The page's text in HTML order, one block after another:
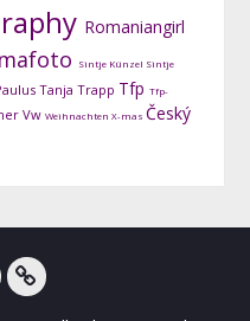
Romaniangirl
Sintje Künzel Sintje
Tanja Trapp Tfp Tfp-
Vw Weihnachten X-mas Český